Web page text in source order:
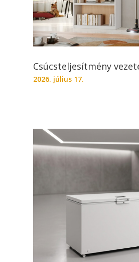
Csúcsteljesítmény
2026. július 17.